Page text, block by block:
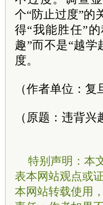
个“防止过度”的
得“我能胜任”
趣”而不是“越
度。
（作者单位：复
（原题：违背
特别声明：本
表本网站观点或
本网站转载使用